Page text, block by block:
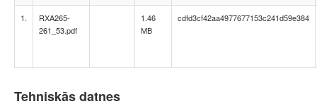
1.
RXA265-
261_53.pdf
1.46
MB
cdfd3cf42aa4977677153c241d59e384
Tehniskās datnes